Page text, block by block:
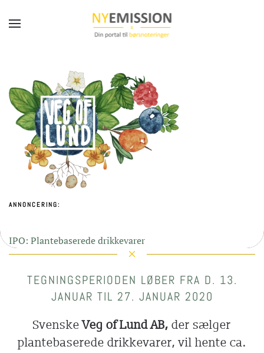
Gå til hovedindhold
ANNONCERING:
IPO: Plantebaserede drikkevarer
TEGNINGSPERIODEN LØBER FRA D. 13.
JANUAR TIL 27. JANUAR 2020
SvenskeVeg of Lund AB, der sælger
plantebaserede drikkevarer, vil hente ca.